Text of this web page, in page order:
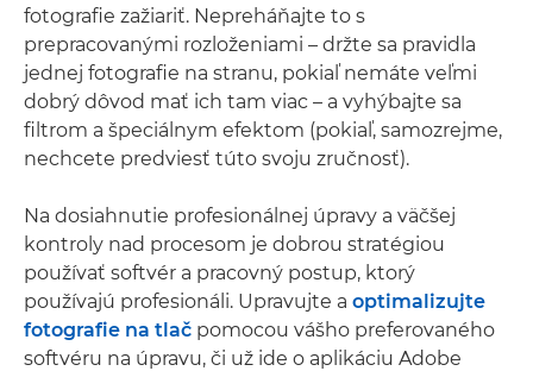
fotografie zažiariť. Nepreháňajte to s
prepracovanými rozloženiami – držte sa pravidla
jednej fotografie na stranu, pokiaľ nemáte veľmi
dobrý dôvod mať ich tam viac – a vyhýbajte sa
filtrom a špeciálnym efektom (pokiaľ, samozrejme,
nechcete predviesť túto svoju zručnosť).
Na dosiahnutie profesionálnej úpravy a väčšej
kontroly nad procesom je dobrou stratégiou
používať softvér a pracovný postup, ktorý
používajú profesionáli. Upravujte a optimalizujte
fotografie na tlač pomocou vášho preferovaného
softvéru na úpravu, či už ide o aplikáciu Adobe